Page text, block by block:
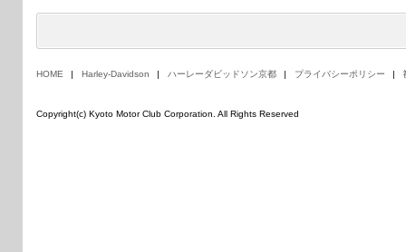
HOME Harley-Davidson ハーレーダビッドソン京都 プライバシーポリシー
Copyright(c) Kyoto Motor Club Corporation. All Rights Reserved